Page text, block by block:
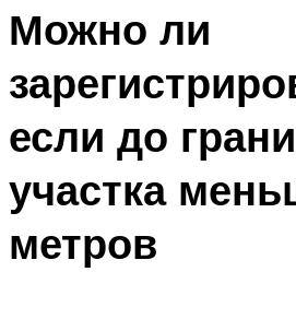
Можно ли
если до
участка
метров